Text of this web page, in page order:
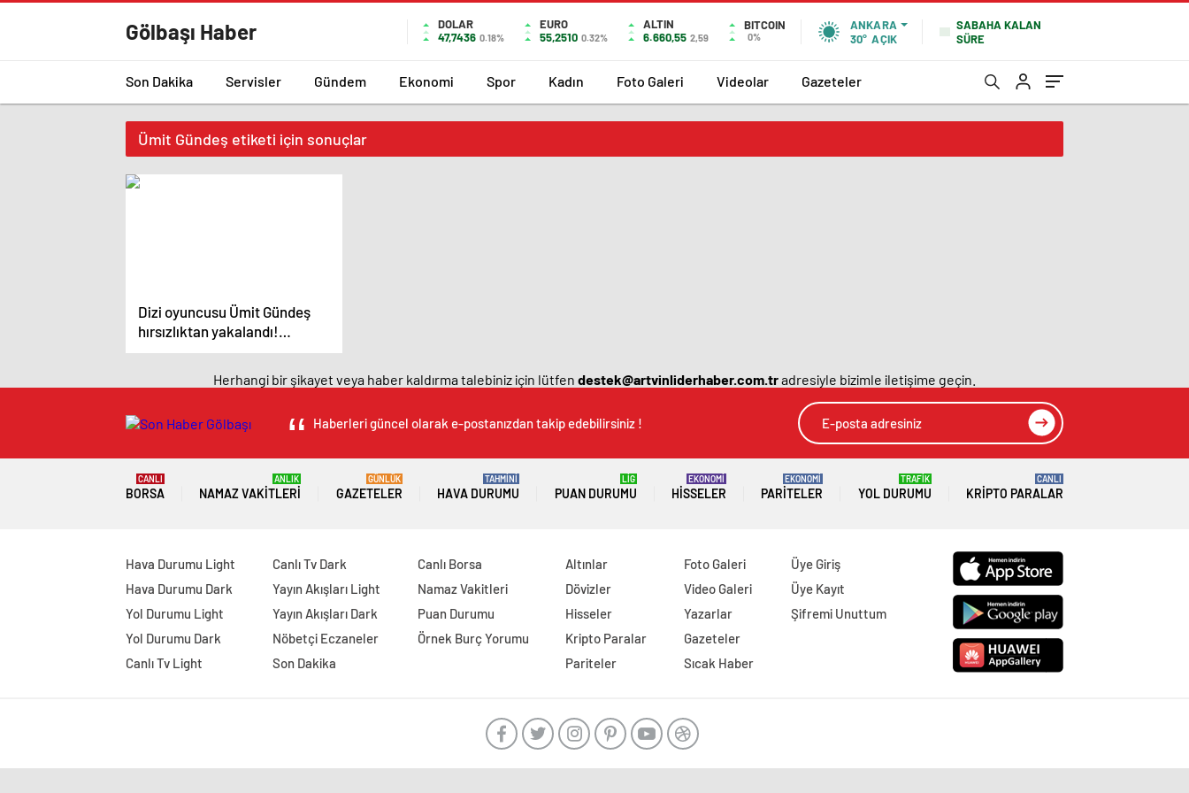
Gölbaşı Haber
DOLAR
47,7436 0.18%
EURO
55,2510 0.32%
ALTIN
6.660,55 2,59
BITCOIN
0%
ANKARA
30° AÇIK
SABAHA KALAN
SÜRE
Son Dakika Servisler Gündem Ekonomi Spor Kadın Foto Galeri Videolar Gazeteler
Ümit Gündeş etiketi için sonuçlar
Dizi oyuncusu Ümit Gündeş
hırsızlıktan yakalandı!
Marketten zeytinyağı çaldı –
Herhangi bir şikayet veya haber kaldırma talebiniz için lütfen destek@artvinliderhaber.com.tradresiyle bizimle iletişime geçin.
Haberleri güncel olarak e-postanızdan takip edebilirsiniz !
BORSA
CANLI
NAMAZ VAKITLERI
ANLIK
GAZETELER
GÜNLÜK
HAVA DURUMU
TAHMİNİ
PUAN DURUMU
LİG
HISSELER
EKONOMİ
PARITELER
EKONOMİ
YOL DURUMU
TRAFİK
KRIPTO PARALAR
CANLI
Hava Durumu Light
Hava Durumu Dark
Yol Durumu Light
Yol Durumu Dark
Canlı Tv Light
Canlı Tv Dark
Yayın Akışları Light
Yayın Akışları Dark
Nöbetçi Eczaneler
Son Dakika
Canlı Borsa
Namaz Vakitleri
Puan Durumu
Örnek Burç Yorumu
Altınlar
Dövizler
Hisseler
Kripto Paralar
Pariteler
Foto Galeri
Video Galeri
Yazarlar
Gazeteler
Sıcak Haber
Üye Giriş
Üye Kayıt
Şifremi Unuttum